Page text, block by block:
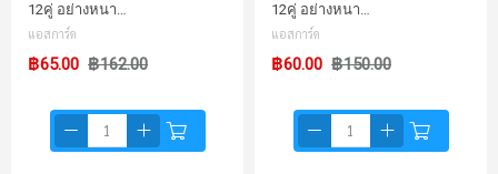
12คู่ อย่างหนา…
แอสการ์ด
฿65.00 ฿162.00
12คู่ อย่างหนา…
แอสการ์ด
฿60.00 ฿150.00